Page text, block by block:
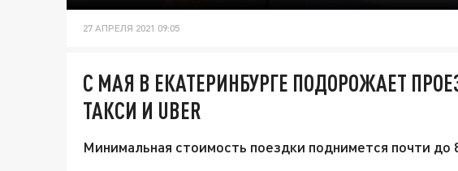
27 АПРЕЛЯ 2021 09:05
С МАЯ В ЕКАТЕРИНБУРГЕ ПОДОРОЖАЕТ
ТАКСИ И UBER
Минимальная стоимость поездки поднимется почти до